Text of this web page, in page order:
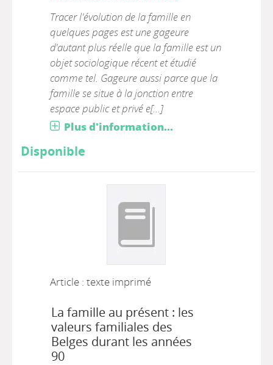
Tracer l'évolution de la famille en
quelques pages est une gageure
d'autant plus réelle que la famille est un
objet sociologique récent et étudié
comme tel. Gageure aussi parce que la
famille se situe à la jonction entre
espace public et privé e[...]
Plus d'information...
Disponible
Article : texte imprimé
La famille au présent : les
valeurs familiales des
Belges durant les années
90